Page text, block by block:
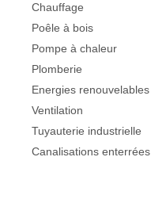
Chauffage
Poêle à bois
Pompe à chaleur
Plomberie
Energies renouvelables
Ventilation
Tuyauterie industrielle
Canalisations enterrées